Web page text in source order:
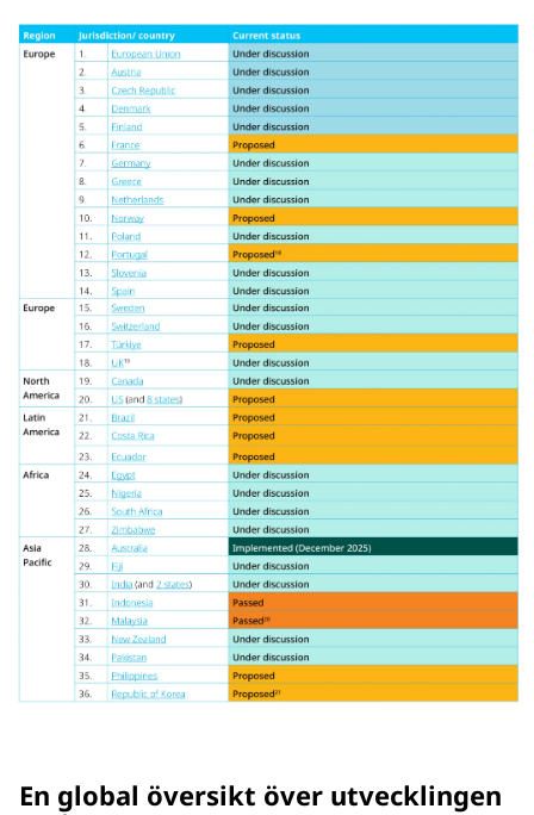
En global översikt över utvecklingen